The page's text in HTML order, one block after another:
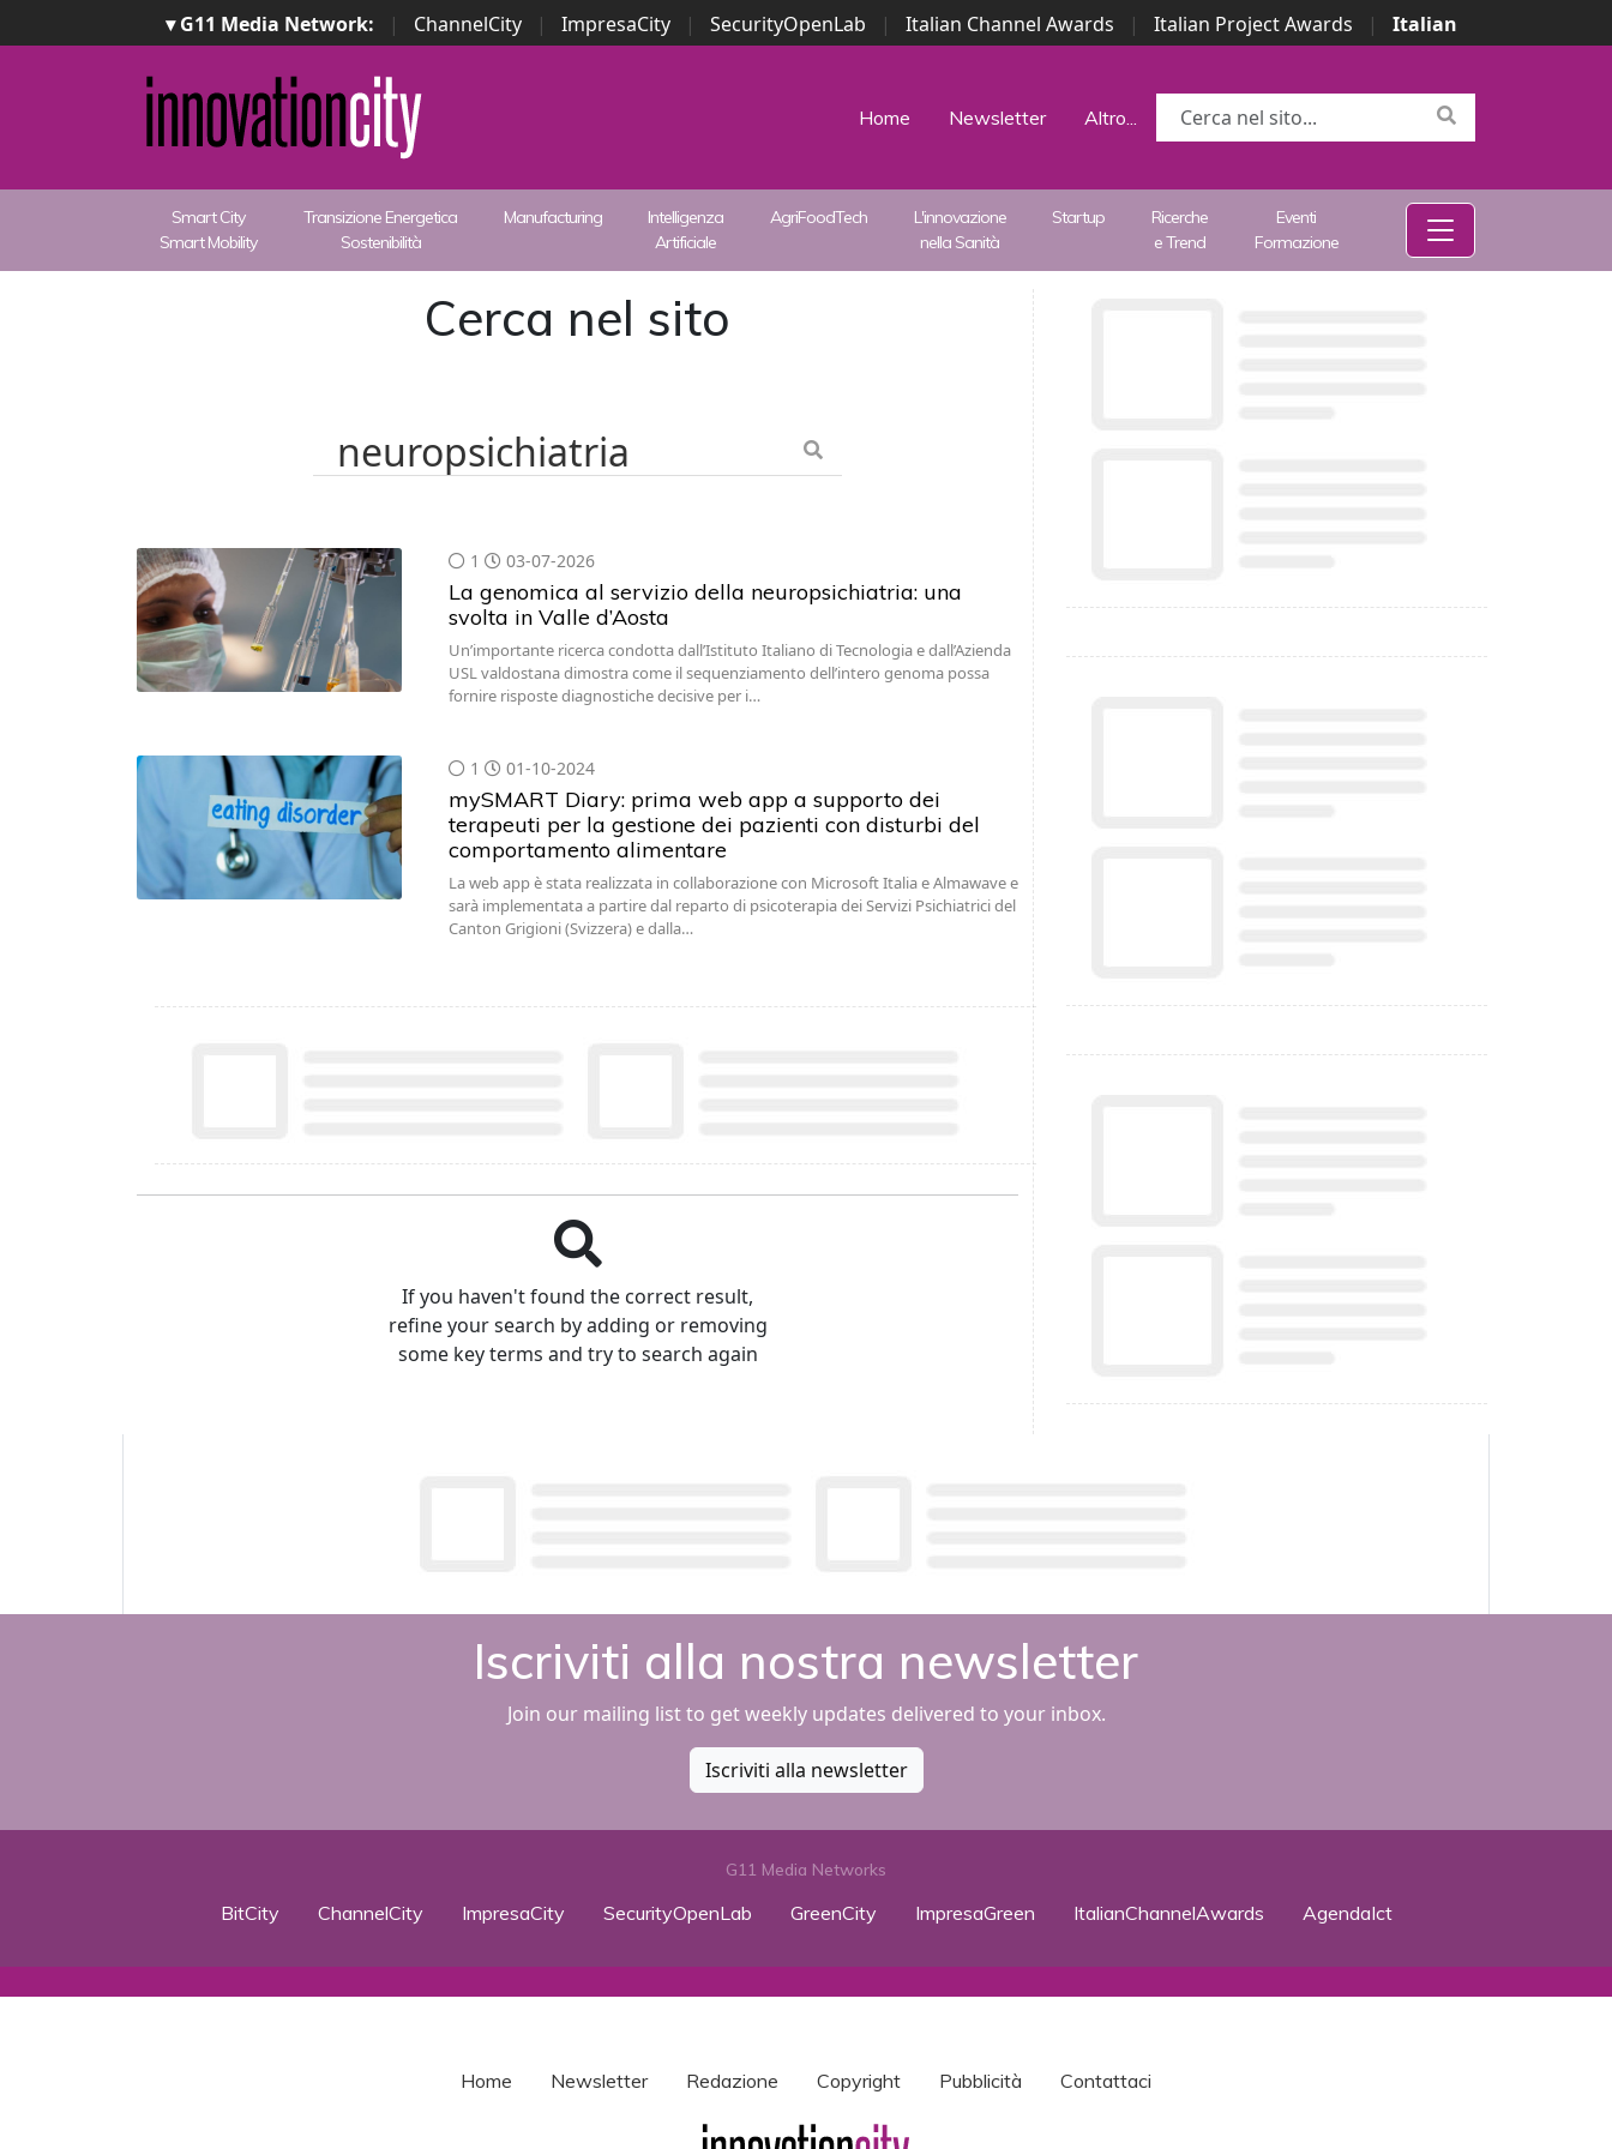
▾ G11 Media Network: | ChannelCity | ImpresaCity | SecurityOpenLab | Italian Channel Awards | Italian Project Awards |
Italian
Security Awards | ...
Home Newsletter Altro...
Smart City
Smart Mobility
Transizione Energetica
Sostenibilità
Manufacturing
Intelligenza
Artificiale
AgriFoodTech
L'innovazione
nella Sanità
Startup
Ricerche
e Trend
Eventi
Formazione
Cerca nel sito
1 03-07-2026
La genomica al servizio della neuropsichiatria: una
svolta in Valle d’Aosta
Un’importante ricerca condotta dall’Istituto Italiano di Tecnologia e dall’Azienda
USL valdostana dimostra come il sequenziamento dell’intero genoma possa
fornire risposte diagnostiche decisive per i…
1 01-10-2024
mySMART Diary: prima web app a supporto dei
terapeuti per la gestione dei pazienti con disturbi del
comportamento alimentare
La web app è stata realizzata in collaborazione con Microsoft Italia e Almawave e
sarà implementata a partire dal reparto di psicoterapia dei Servizi Psichiatrici del
Canton Grigioni (Svizzera) e dalla…
If you haven't found the correct result,
refine your search by adding or removing
some key terms and try to search again
Iscriviti alla nostra newsletter
Join our mailing list to get weekly updates delivered to your inbox.
Iscriviti alla newsletter
G11 Media Networks
BitCity ChannelCity ImpresaCity SecurityOpenLab GreenCity ImpresaGreen ItalianChannelAwards AgendaIct
Home Newsletter Redazione Copyright Pubblicità Contattaci